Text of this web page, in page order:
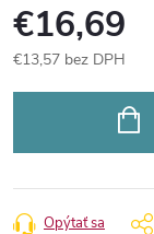
€16,69
€13,57 bez DPH
Opýtať sa